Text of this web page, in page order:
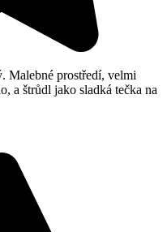
Malebné prostředí, velmi
a štrůdl jako sladká tečka na